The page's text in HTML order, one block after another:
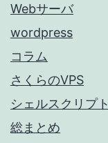
Webサーバ
wordpress
コラム
さくらのVPS
シェルスクリプト
総まとめ